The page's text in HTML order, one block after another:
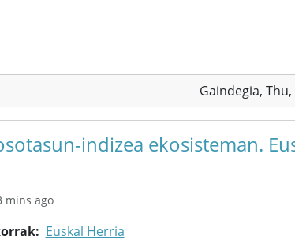
Gaindegia, Thu,
indizea ekosisteman.
mins ago
Euskal Herria